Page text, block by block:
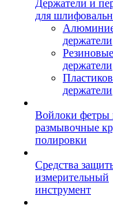
Держатели и
для
держатели
Резиновые
держатели
держатели
Войлоки фетры
размывочные
полировки
Средства
измерительный
инструмент